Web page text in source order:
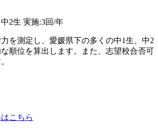
2生 実施:3回/年
を測定し、愛媛県下の多くの中1生、中2
順位を算出します。また、志望校合否可
こちら